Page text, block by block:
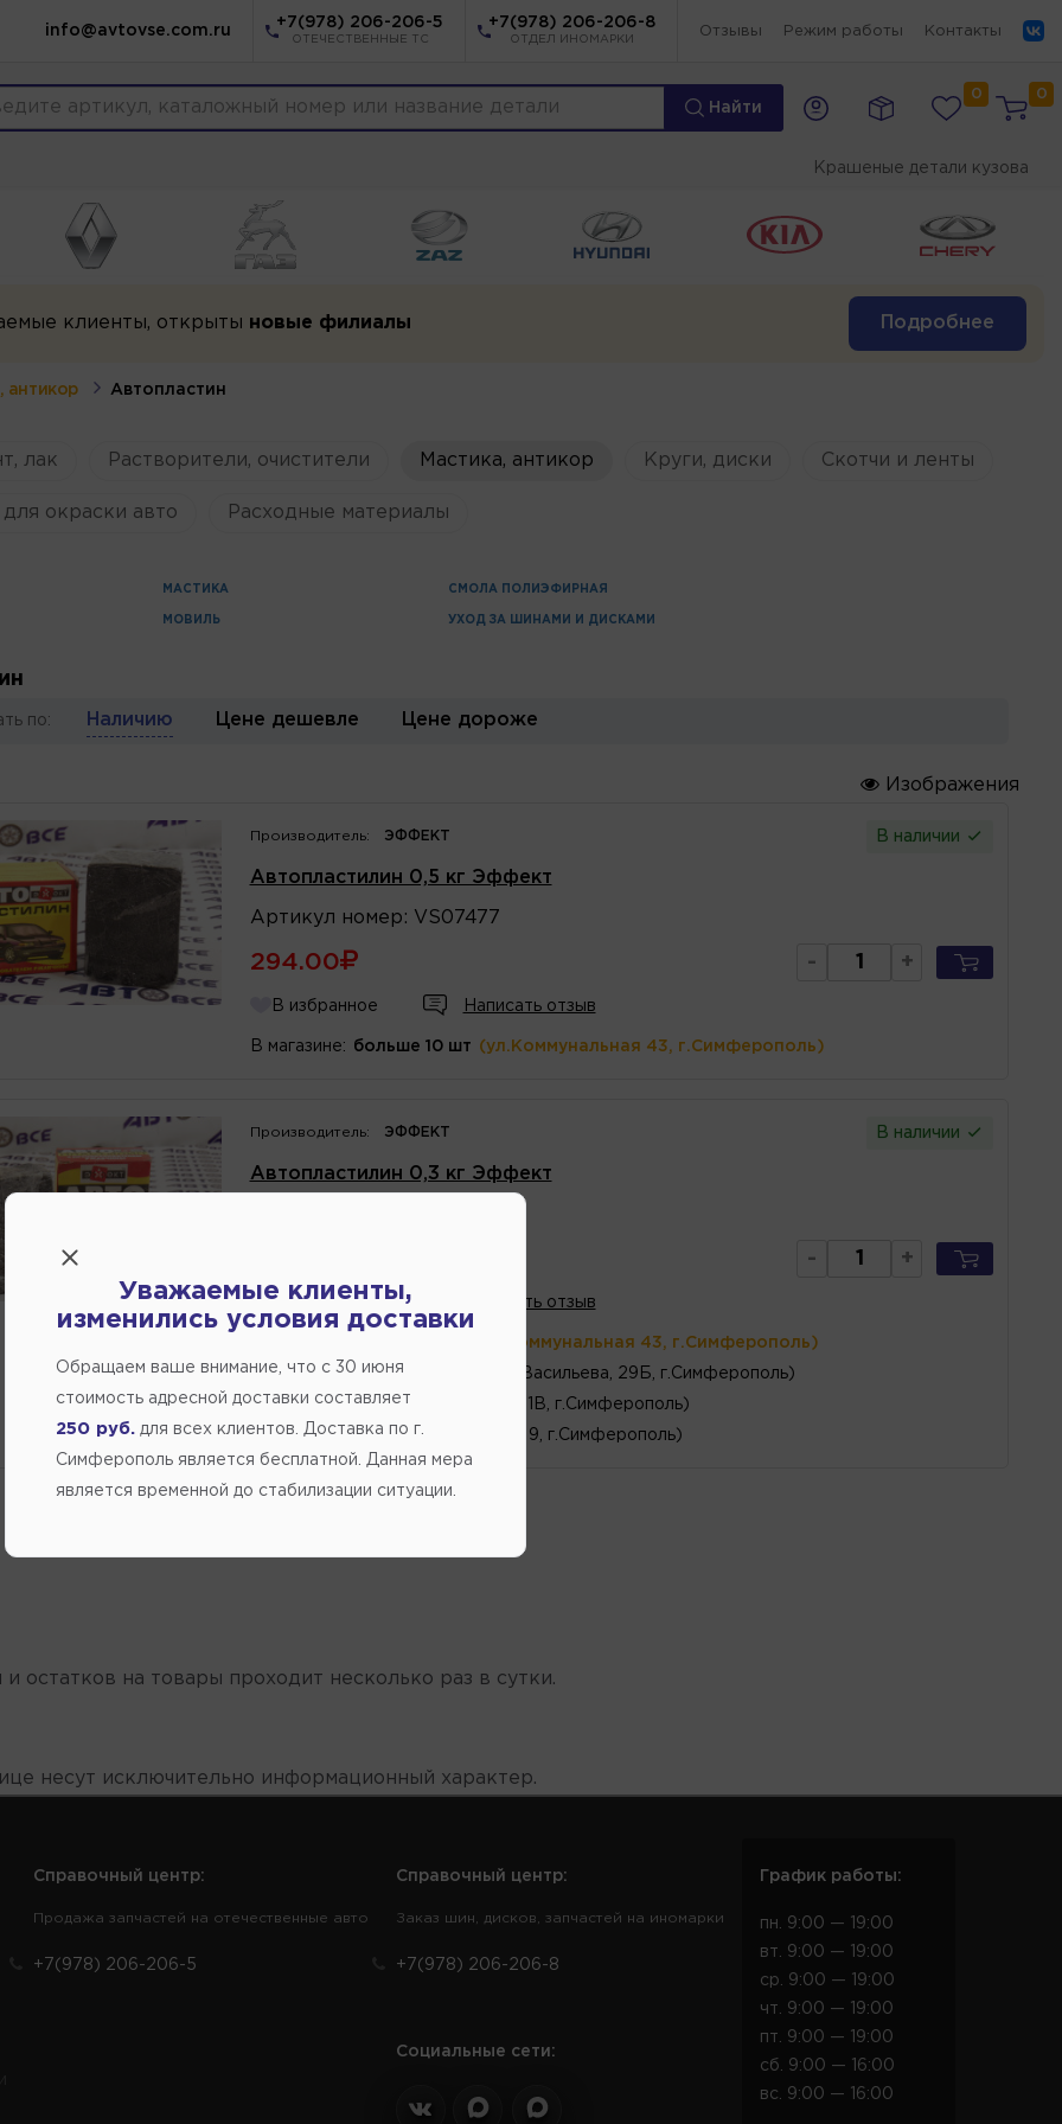
info@avtovse.com.ru
+7(978) 206-206-5
ОТЕЧЕСТВЕННЫЕ ТС
+7(978) 206-206-8
ОТДЕЛ ИНОМАРКИ
Отзывы Режим работы Контакты
Найти
0 0
Крашеные детали кузова
клиенты, открыты новые филиалы Подробнее
антикор Автопластин
лак Растворители, очистители Мастика, антикор Круги, диски Скотчи и ленты
окраски авто Расходные материалы
МАСТИКА
МОВИЛЬ
СМОЛА ПОЛИЭФИРНАЯ
УХОД ЗА ШИНАМИ И ДИСКАМИ
по: Наличию Цене дешевле Цене дороже
Изображения
Производитель: ЭФФЕКТ В наличии
Автопластилин 0,5 кг Эффект
Артикул номер : VS07477
294.00 - +
В избранное Написать отзыв
В магазине: больше 10 шт (ул.Коммунальная 43, г.Симферополь)
Производитель: ЭФФЕКТ В наличии
Автопластилин 0,3 кг Эффект
- +
В избранное Написать отзыв
(ул.Коммунальная 43, г.Симферополь)
2 шт.(ул. Генерала Васильева, 29Б, г.Симферополь)
1 шт.(ул.Федоренко 1В, г.Симферополь)
1 шт. (ул. Кубанская, 9, г.Симферополь)
остатков на товары проходит несколько раз в сутки.
несут исключительно информационный характер.
Справочный центр:
Продажа запчастей на отечественные авто
+7(978) 206-206-5
Справочный центр:
Заказ шин, дисков, запчастей на иномарки
+7(978) 206-206-8
Социальные сети:
График работы:
пн. 9:00 — 19:00
вт. 9:00 — 19:00
ср. 9:00 — 19:00
чт. 9:00 — 19:00
пт. 9:00 — 19:00
сб. 9:00 — 16:00
вс. 9:00 — 16:00
Уважаемые клиенты,
изменились условия доставки
Обращаем ваше внимание, что c 30 июня
стоимость адресной доставки составляет
250 руб. для всех клиентов. Доставка по г.
Симферополь является бесплатной. Данная мера
является временной до стабилизации ситуации.